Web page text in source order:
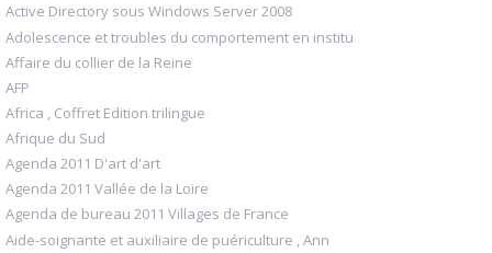
Active Directory sous Windows Server 2008
Adolescence et troubles du comportement en institu
Affaire du collier de la Reine
AFP
Africa , Coffret Edition trilingue
Afrique du Sud
Agenda 2011 D'art d'art
Agenda 2011 Vallée de la Loire
Agenda de bureau 2011 Villages de France
Aide-soignante et auxiliaire de puériculture , Ann